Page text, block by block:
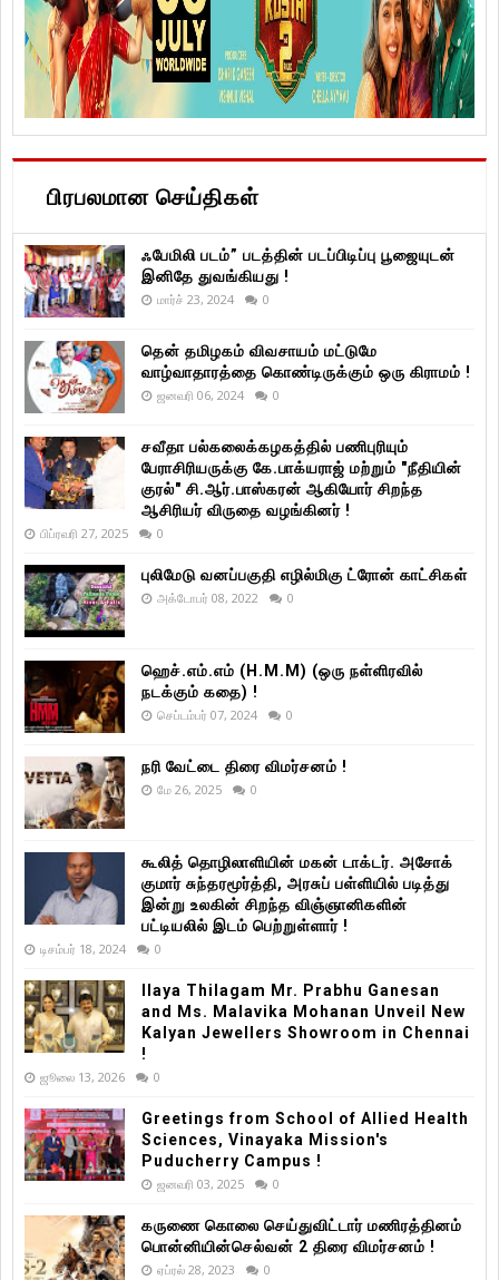
பிரபலமான செய்திகள்
ஃபேமிலி படம்” படத்தின் படப்பிடிப்பு பூஜையுடன்
இனிதே துவங்கியது !
மார்ச் 23, 2024 0
தென் தமிழகம் விவசாயம் மட்டுமே
வாழ்வாதாரத்தை கொண்டிருக்கும் ஒரு கிராமம் !
ஜனவரி 06, 2024 0
சவீதா பல்கலைக்கழகத்தில் பணிபுரியும்
பேராசிரியருக்கு கே.பாக்யராஜ் மற்றும் "நீதியின்
குரல்" சி.ஆர்.பாஸ்கரன் ஆகியோர் சிறந்த
ஆசிரியர் விருதை வழங்கினர் !
பிப்ரவரி 27, 2025 0
புலிமேடு வனப்பகுதி எழில்மிகு ட்ரோன் காட்சிகள்
அக்டோபர் 08, 2022 0
ஹெச்.எம்.எம் (H.M.M) (ஒரு நள்ளிரவில்
நடக்கும் கதை) !
செப்டம்பர் 07, 2024 0
நரி வேட்டை திரை விமர்சனம் !
மே 26, 2025 0
கூலித் தொழிலாளியின் மகன் டாக்டர். அசோக்
குமார் சுந்தரமூர்த்தி, அரசுப் பள்ளியில் படித்து
இன்று உலகின் சிறந்த விஞ்ஞானிகளின்
பட்டியலில் இடம் பெற்றுள்ளார் !
டிசம்பர் 18, 2024 0
Ilaya Thilagam Mr. Prabhu Ganesan
and Ms. Malavika Mohanan Unveil New
Kalyan Jewellers Showroom in Chennai
!
ஜூலை 13, 2026 0
Greetings from School of Allied Health
Sciences, Vinayaka Mission's
Puducherry Campus !
ஜனவரி 03, 2025 0
கருணை கொலை செய்துவிட்டார் மணிரத்தினம்
பொன்னியின்செல்வன் 2 திரை விமர்சனம் !
ஏப்ரல் 28, 2023 0